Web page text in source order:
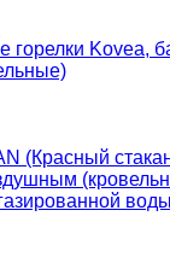
горелки Kovea,
(Красный